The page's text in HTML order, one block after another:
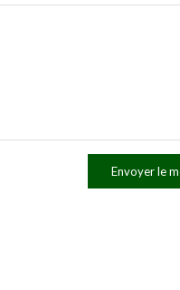
Envoyer le